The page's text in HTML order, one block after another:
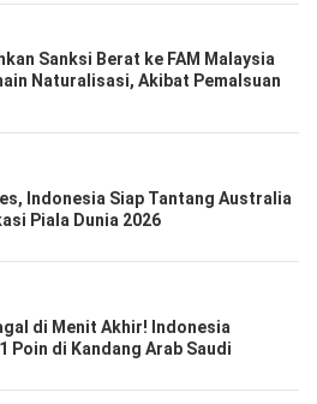
Sanksi Berat ke FAM Malaysia
Naturalisasi, Akibat Pemalsuan
Indonesia Siap Tantang Australia
Piala Dunia 2026
di Menit Akhir! Indonesia
Poin di Kandang Arab Saudi